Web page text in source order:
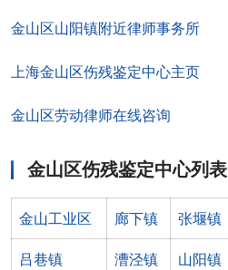
金山区山阳镇附近律师事务所
上海金山区伤残鉴定中心主页
金山区劳动律师在线咨询
金山区伤残鉴定中心列表
金山工业区 廊下镇 张堰镇
吕巷镇 漕泾镇 山阳镇